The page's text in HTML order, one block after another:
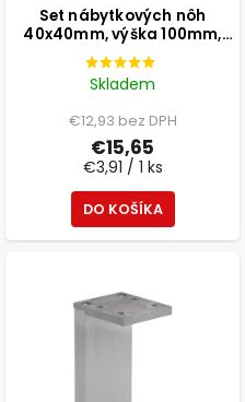
Set nábytkových nôh
40x40mm, výška 100mm,
aluminium, 4ks
Skladem
€12,93 bez DPH
€15,65
€3,91 / 1 ks
DO KOŠÍKA